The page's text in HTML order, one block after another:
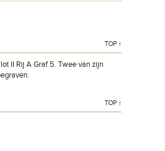
TOP ↑
II Rij A Graf 5. Twee van zijn
TOP ↑